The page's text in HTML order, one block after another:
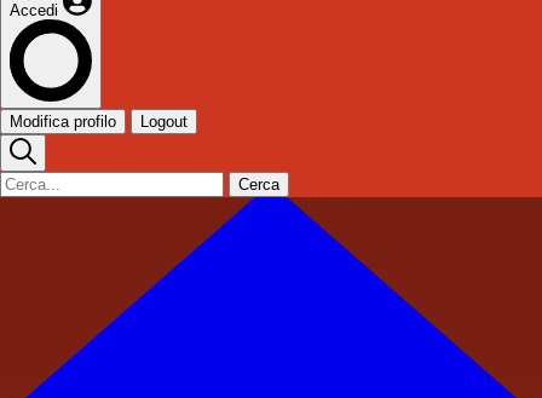
Accedi
Modifica profilo Logout
Cerca